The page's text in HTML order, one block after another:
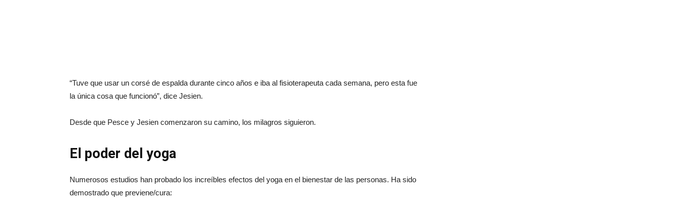
“Tuve que usar un corsé de espalda durante cinco años e iba al fisioterapeuta cada semana, pero esta fue
la única cosa que funcionó”, dice Jesien.
Desde que Pesce y Jesien comenzaron su camino, los milagros siguieron.
El poder del yoga
Numerosos estudios han probado los increíbles efectos del yoga en el bienestar de las personas. Ha sido
demostrado que previene/cura: